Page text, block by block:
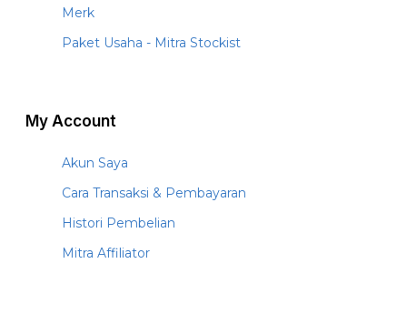
Merk
Paket Usaha - Mitra Stockist
My Account
Akun Saya
Cara Transaksi & Pembayaran
Histori Pembelian
Mitra Affiliator